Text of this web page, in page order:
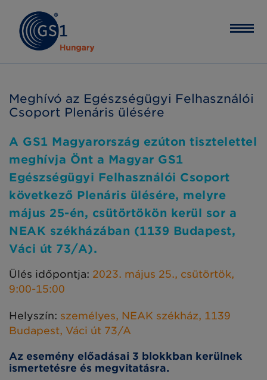
Meghívó az Egészségügyi Felhasználói
Csoport Plenáris ülésére
A GS1 Magyarország ezúton tisztelettel
meghívja Önt a Magyar GS1
Egészségügyi Felhasználói Csoport
következő Plenáris ülésére, melyre
május 25-én, csütörtökön kerül sor a
NEAK székházában (1139 Budapest,
Váci út 73/A).
Ülés időpontja: 2023. május 25., csütörtök,
9:00-15:00
Helyszín: személyes, NEAK székház, 1139
Budapest, Váci út 73/A
Az esemény előadásai 3 blokkban kerülnek
ismertetésre és megvitatásra.